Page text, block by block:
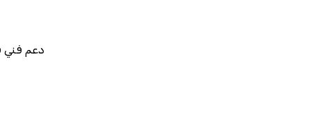
دعم فني في استيراد بيانات نظامك